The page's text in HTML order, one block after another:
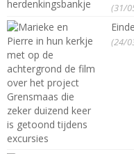
(31/
(24/